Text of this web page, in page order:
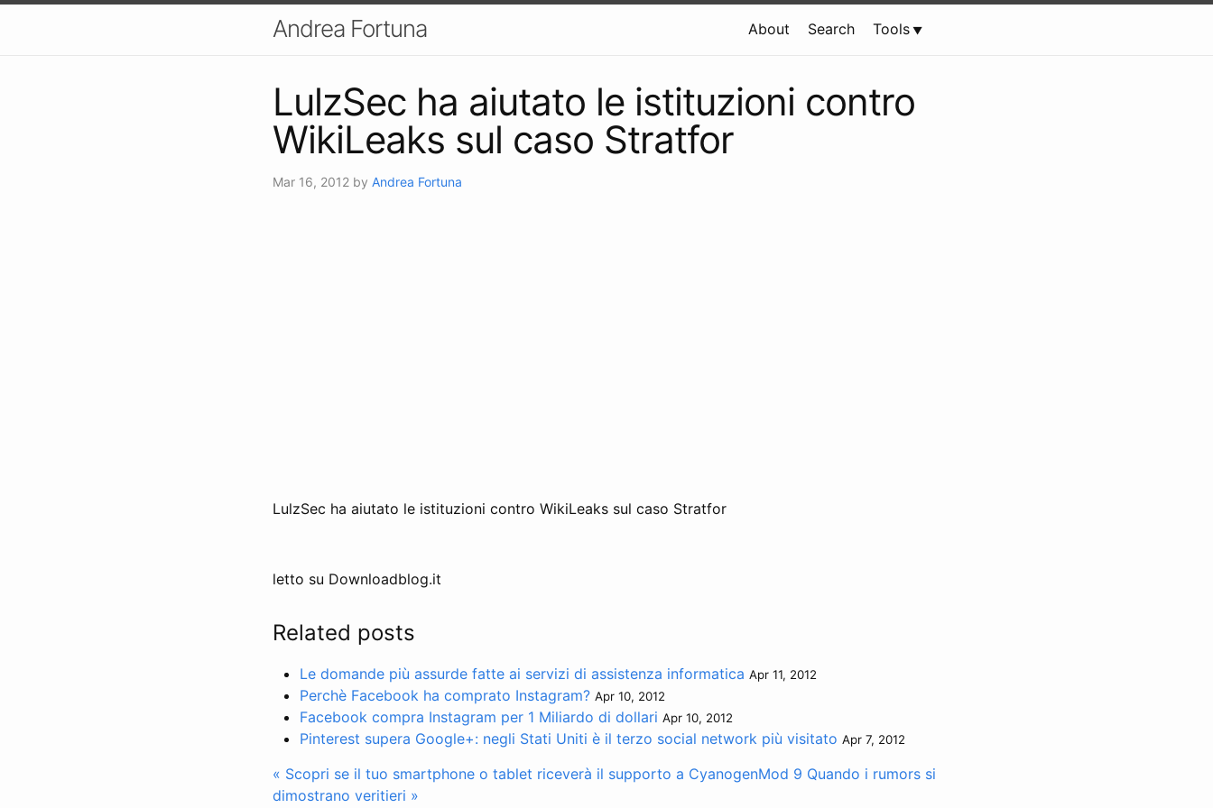
Andrea Fortuna About Search Tools
LulzSec ha aiutato le istituzioni contro
WikiLeaks sul caso Stratfor
Mar 16, 2012 by Andrea Fortuna
LulzSec ha aiutato le istituzioni contro WikiLeaks sul caso Stratfor
letto su Downloadblog.it
Related posts
Le domande più assurde fatte ai servizi di assistenza informatica Apr 11, 2012
Perchè Facebook ha comprato Instagram? Apr 10, 2012
Facebook compra Instagram per 1 Miliardo di dollari Apr 10, 2012
Pinterest supera Google+: negli Stati Uniti è il terzo social network più visitato Apr 7, 2012
« Scopri se il tuo smartphone o tablet riceverà il supporto a CyanogenMod 9 Quando i rumors si
dimostrano veritieri »